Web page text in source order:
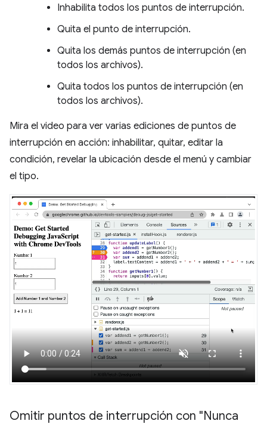
Inhabilita todos los puntos de interrupción.
Quita el punto de interrupción.
Quita los demás puntos de interrupción (en
todos los archivos).
Quita todos los puntos de interrupción (en
todos los archivos).
Mira el video para ver varias ediciones de puntos de
interrupción en acción: inhabilitar, quitar, editar la
condición, revelar la ubicación desde el menú y cambiar
el tipo.
Omitir puntos de interrupción con "Nunca